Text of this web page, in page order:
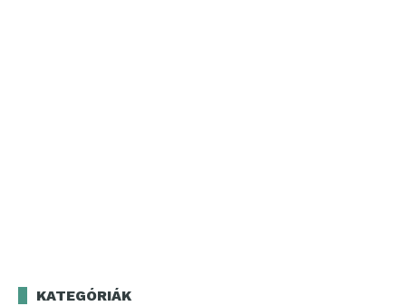
KATEGÓRIÁK